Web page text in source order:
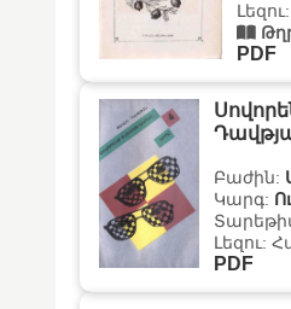
PDF
Բաժին:
Կարգ:
Լեզու:
PDF